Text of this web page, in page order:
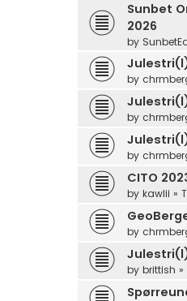
Sunbet
2026
by
by
by
by
CITO
by kawlii »
by
by brittish »